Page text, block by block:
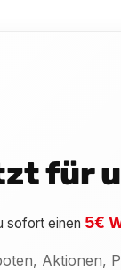
für
sofort einen 5€
Aktionen,